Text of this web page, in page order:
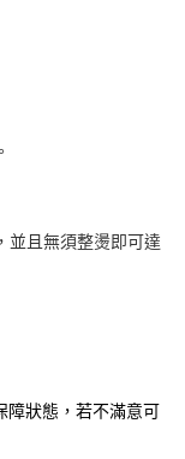
業銀行
行
業銀行
業銀行
行
行
）商業銀行
並且無須整燙即可達
障狀態，若不滿意可